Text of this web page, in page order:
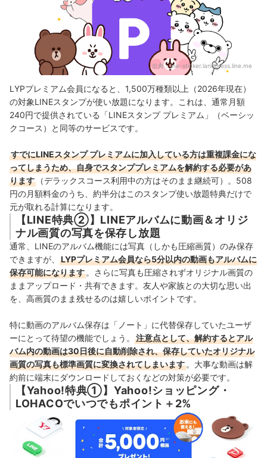
出典：line-sticker.landpress.line.me
LYPプレミアム会員になると、1,500万種類以上（2026年現在）
の対象LINEスタンプが使い放題になります。これは、通常月額
240円で提供されている「LINEスタンプ プレミアム」（ベーシッ
クコース）と同等のサービスです。
すでにLINEスタンプ プレミアムに加入している方は重複課金にな
ってしまうため、自身でスタンププレミアムを解約する必要があ
ります
（デラックスコース利用中の方はそのまま継続可）。508
円の月額料金のうち、約半分はこのスタンプ使い放題特典だけで
元が取れる計算になります。
【LINE特典②】LINEアルバムに動画＆オリジ
ナル画質の写真を保存し放題
通常、LINEのアルバム機能には写真（しかも圧縮画質）のみ保存
できますが、
LYPプレミアム会員なら5分以内の動画もアルバムに
保存可能になります 。さらに写真も圧縮されずオリジナル画質の
ままアップロード・共有できます。友人や家族との大切な思い出
を、高画質のまま残せるのは嬉しいポイントです。
特に動画のアルバム保存は「ノート」に代替保存していたユーザ
ーにとって待望の機能でしょう。
注意点として、解約するとアル
バム内の動画は30日後に自動削除され、保存していたオリジナル
画質の写真も標準画質に変換されてしまいます 。大事な動画は解
約前に端末にダウンロードしておくなどの対策が必要です。
【Yahoo!特典①】Yahoo!ショッピング・
LOHACOでいつでもポイント＋2%